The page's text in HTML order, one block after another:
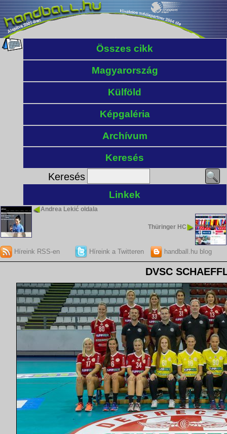
Összes cikk
Magyarország
Külföld
Képgaléria
Archívum
Keresés
Keresés
Linkek
Andrea Lekić oldala
Thüringer HC
Híreink RSS-en Híreink a Twitteren handball.hu blog
DVSC